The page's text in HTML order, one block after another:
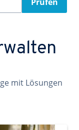
mit Lösungen